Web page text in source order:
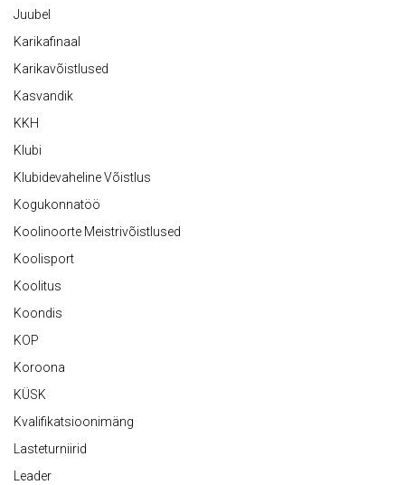
Juubel
Karikafinaal
Karikavõistlused
Kasvandik
KKH
Klubi
Klubidevaheline Võistlus
Kogukonnatöö
Koolinoorte Meistrivõistlused
Koolisport
Koolitus
Koondis
KOP
Koroona
KÜSK
Kvalifikatsioonimäng
Lasteturniirid
Leader